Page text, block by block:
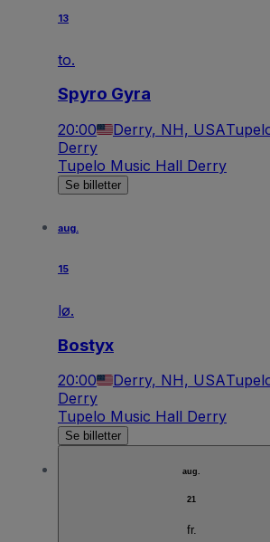
13
to.
Spyro Gyra
20:00 Derry, NH, USA
Derry
Tupelo Music Hall Derry
Se billetter
aug.
15
lø.
Bostyx
20:00 Derry, NH, USA
Derry
Tupelo Music Hall Derry
Se billetter
aug.
21
fr.